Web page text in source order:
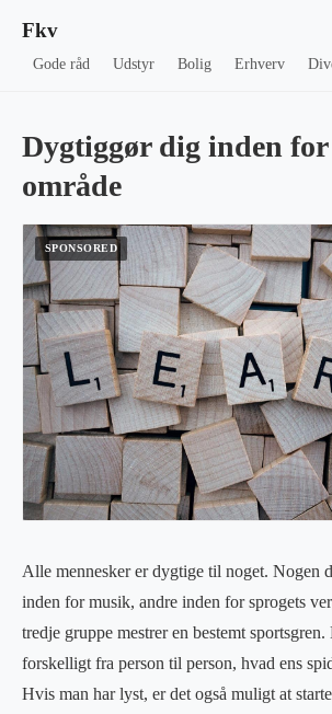
Fkv
Gode råd Udstyr Bolig Erhverv
Dygtiggør dig inden
område
Alle mennesker er dygtige til noget. Nogen
inden for musik, andre inden for sprogets
tredje gruppe mestrer en bestemt
forskelligt fra person til person, hvad ens
Hvis man har lyst, er det også muligt at